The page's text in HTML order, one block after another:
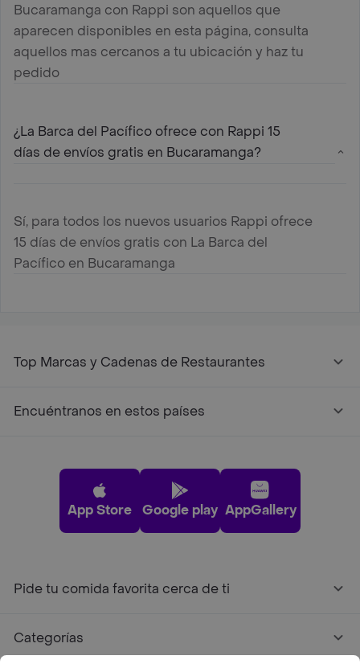
Bucaramanga con Rappi son aquellos que
aparecen disponibles en esta página, consulta
aquellos mas cercanos a tu ubicación y haz tu
pedido
¿La Barca del Pacífico ofrece con Rappi 15
días de envíos gratis en Bucaramanga?
Sí, para todos los nuevos usuarios Rappi ofrece
15 días de envíos gratis con La Barca del
Pacífico en Bucaramanga
Top Marcas y Cadenas de Restaurantes
Encuéntranos en estos países
App Store Google play AppGallery
Pide tu comida favorita cerca de ti
Categorías